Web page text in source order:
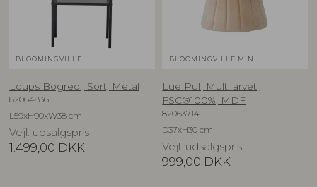
BLOOMINGVILLE
Loups Bogreol, Sort, Metal
82064836
L59xH90xW38 cm
Vejl. udsalgspris
1.499,00 DKK
BLOOMINGVILLE MINI
Lue Puf, Multifarvet,
FSC®100%, MDF
82063714
D37xH30 cm
Vejl. udsalgspris
999,00 DKK